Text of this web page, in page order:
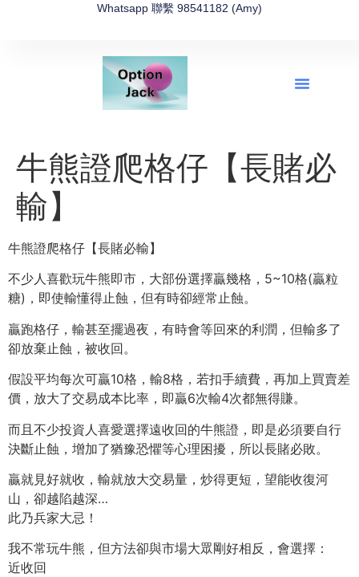
Whatsapp 聯繫 98541182 (Amy)
牛熊證爬格仔【長賭必
輸】
牛熊證爬格仔【長賭必輸】
不少人喜歡玩牛熊即市，大部份選擇贏幾格，5~10格(贏粒
糖)，即使輸懂得止蝕，但有時卻經常止蝕。
贏跑格仔，輸甚至擺過夜，有時會等回來的利潤，但輸多了
卻放棄止蝕，被收回。
假設平均每次可贏10格，輸8格，若扣手續費，再加上買賣差
價，放大了交易成本比率，即贏6次輸4次都無得賺。
而且不少投資人喜愛選擇遠收回的牛熊證，即是必須要自行
決斷止蝕，增加了猶豫恐懼等心理困擾，所以長賭必敗。
贏就見好就收，輸就放大交易量，炒得更短，望能收復河
山，卻越陷越深…
此乃兵家大忌！
我不常玩牛熊，但方法卻與市場大眾剛好相反，會選擇：
近收回